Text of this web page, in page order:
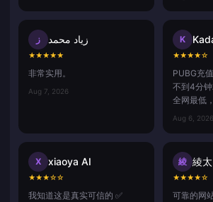
ز زياد محمد
★★★★★
非常实用。
Aug 7, 2026
K
★★★★☆
PUBG充
不到4分
全网最低
Aug 6, 2026
X xiaoya AI
★★★☆☆
我知道这是真实可信的 ✅
綾 綾
★★★★☆
可靠的网